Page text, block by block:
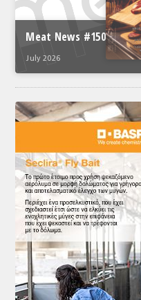
Meat News #150
July 2026